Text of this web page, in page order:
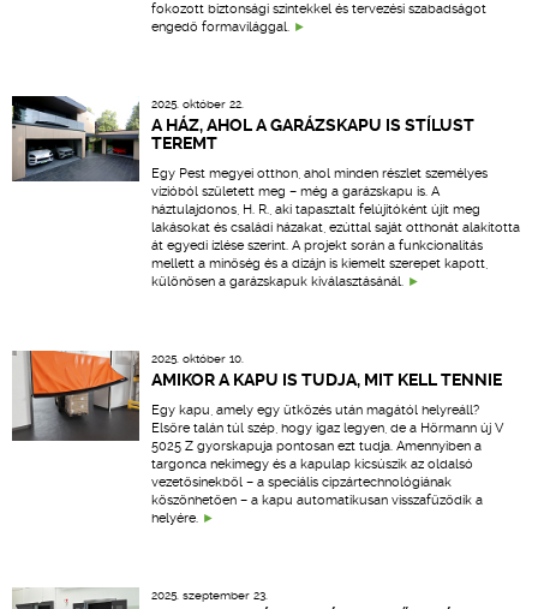
fokozott biztonsági szintekkel és tervezési szabadságot
engedő formavilággal.
2025. október 22.
A HÁZ, AHOL A GARÁZSKAPU IS STÍLUST
TEREMT
Egy Pest megyei otthon, ahol minden részlet személyes
vízióból született meg – még a garázskapu is. A
háztulajdonos, H. R., aki tapasztalt felújítóként újít meg
lakásokat és családi házakat, ezúttal saját otthonát alakította
át egyedi ízlése szerint. A projekt során a funkcionalitás
mellett a minőség és a dizájn is kiemelt szerepet kapott,
különösen a garázskapuk kiválasztásánál.
2025. október 10.
AMIKOR A KAPU IS TUDJA, MIT KELL TENNIE
Egy kapu, amely egy ütközés után magától helyreáll?
Elsőre talán túl szép, hogy igaz legyen, de a Hörmann új V
5025 Z gyorskapuja pontosan ezt tudja. Amennyiben a
targonca nekimegy és a kapulap kicsúszik az oldalsó
vezetősínekből – a speciális cipzártechnológiának
köszönhetően – a kapu automatikusan visszafűződik a
helyére.
2025. szeptember 23.